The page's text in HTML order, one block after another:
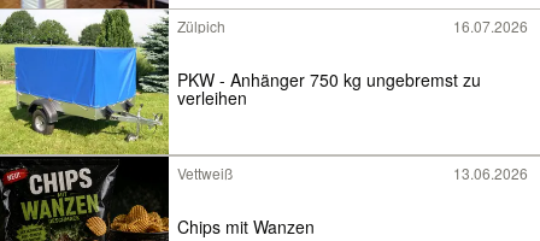
Zülpich 16.07.2026
PKW - Anhänger 750 kg ungebremst zu
verleihen
Vettweiß 13.06.2026
Chips mit Wanzen